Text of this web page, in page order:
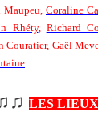
Maupeu, Coraline
Rhéty, Richard
Couratier, Gaël
.
LES LIEUX